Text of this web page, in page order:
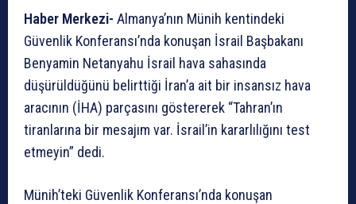
Haber Merkezi- Almanya’nın Münih kentindeki
Güvenlik Konferansı’nda konuşan İsrail Başbakanı
Benyamin Netanyahu İsrail hava sahasında
düşürüldüğünü belirttiği İran’a ait bir insansız hava
aracının (İHA) parçasını göstererek “Tahran’ın
tiranlarına bir mesajım var. İsrail’in kararlılığını test
etmeyin” dedi.
Münih’teki Güvenlik Konferansı’nda konuşan